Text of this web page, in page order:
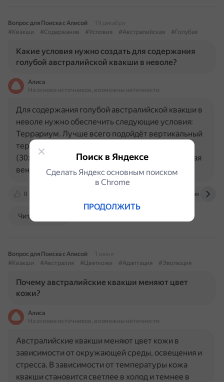
Вопрос для Поиска с Алисой
19 декабря
#Квакши
#Содержание #Условия #Австралийская #Голубая
Какие условия нужно создать для содержания
голубой австралийской квакши в неволе?
Алиса
На основе источников, возможны неточности
0 exoclub.by
Для содержания голубой австралийской квакши в
неволе нужно обеспечить следующие условия:
Террариум. Лучше всего подойдёт вертикальный
террариум объёмом от 150 до 200 литров
(30х30х50 см). В нём необходимы ветви, хорошая
вентиляция и озеленение…
Читать далее
Вопрос для Поиска с Алисой
1 июня
#Квакши
#Австралия #Цветкожи #Адаптация #Эволюция
Почему австралийские квакши меняют цвет
кожи?
Алиса
На основе источников, возможны неточности
Австралийские квакши меняют цвет кожи в
зависимости от окружающей среды, освещения и
стресса. В зависимости от температуры кожа
квакши становится светлее в холод и темнее в
Поиск в Яндексе
Сделать Яндекс основным поиском
в Сhrome
ПРОДОЛЖИТЬ